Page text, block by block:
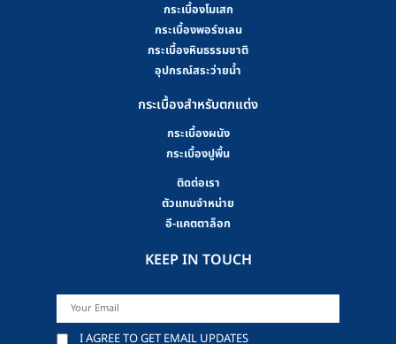
กระเบื้องโมเสก
กระเบื้องพอร์ซเลน
กระเบื้องหินธรรมชาติ
อุปกรณ์สระว่ายน้ำ
กระเบื้องสำหรับตกแต่ง
กระเบื้องผนัง
กระเบื้องปูพื้น
ติดต่อเรา
ตัวแทนจำหน่าย
อี-แคตตาล็อก
KEEP IN TOUCH
I AGREE TO GET EMAIL UPDATES